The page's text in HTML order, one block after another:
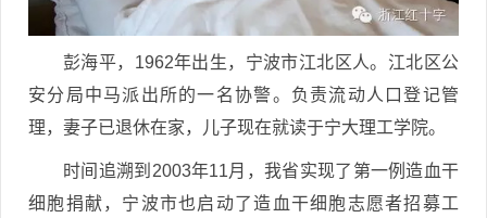
彭海平，1962年出生，宁波市江北区人。江北区公
安分局中马派出所的一名协警。负责流动人口登记管
理，妻子已退休在家，儿子现在就读于宁大理工学院。
时间追溯到2003年11月，我省实现了第一例造血干
细胞捐献，宁波市也启动了造血干细胞志愿者招募工